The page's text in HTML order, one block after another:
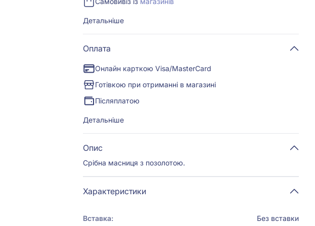
Детальніше
Оплата
Онлайн карткою Visa/MasterCard
Готівкою при отриманні в магазині
Післяплатою
Детальніше
Опис
Срібна масниця з позолотою.
Характеристики
Вставка: Без вставки